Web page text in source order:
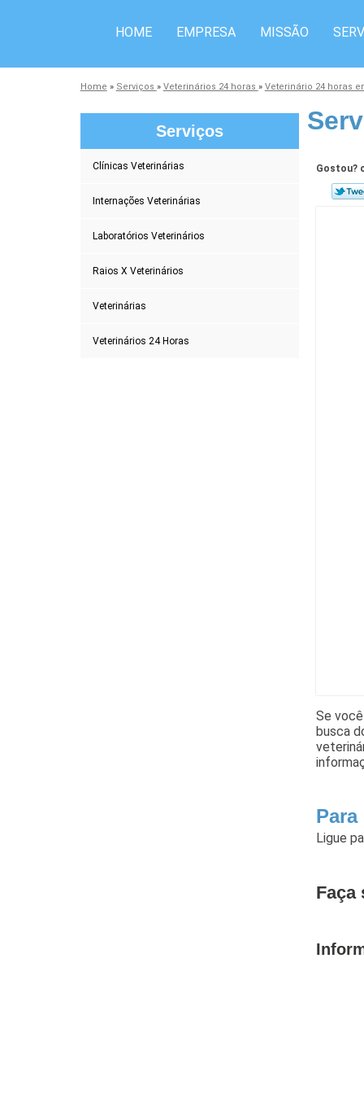
HOME EMPRESA MISSÃO
Home » Serviços » Veterinários 24 horas » Veterinário 24 horas
Serviços
Clínicas Veterinárias
Internações Veterinárias
Laboratórios Veterinários
Raios X Veterinários
Veterinárias
Veterinários 24 Horas
Gostou?
Se
busca
Ligue
Faça